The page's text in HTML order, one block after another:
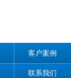
客户案例
联系我们